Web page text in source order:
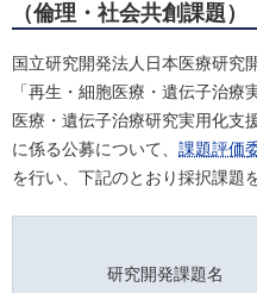
（倫理・社会共創課題）
国立研究開発法人日本医療研究
「再生・細胞医療・遺伝子治
医療・遺伝子治療研究実用化支
に係る公募について、 課題評価
を行い、下記のとおり採択課題
研究開発課題名